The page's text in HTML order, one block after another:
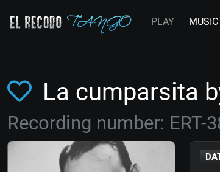
PLAY MUSIC
La cumparsita
Recording number: ERT-